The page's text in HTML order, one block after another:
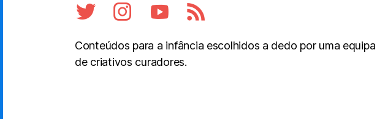
Conteúdos para a infância escolhidos a dedo por uma equipa
de criativos curadores.